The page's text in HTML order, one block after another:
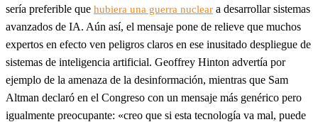
sería preferible que hubiera una guerra nuclear a desarrollar sistemas
avanzados de IA. Aún así, el mensaje pone de relieve que muchos
expertos en efecto ven peligros claros en ese inusitado despliegue de
sistemas de inteligencia artificial. Geoffrey Hinton advertía por
ejemplo de la amenaza de la desinformación, mientras que Sam
Altman declaró en el Congreso con un mensaje más genérico pero
igualmente preocupante: «creo que si esta tecnología va mal, puede